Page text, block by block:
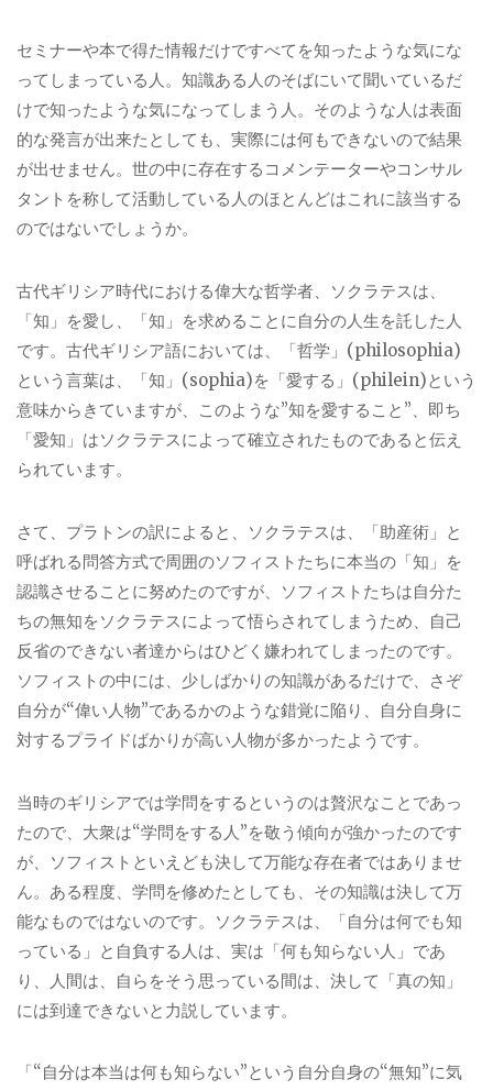
セミナーや本で得た情報だけですべてを知ったような気にな
ってしまっている人。知識ある人のそばにいて聞いているだ
けで知ったような気になってしまう人。そのような人は表面
的な発言が出来たとしても、実際には何もできないので結果
が出せません。世の中に存在するコメンテーターやコンサル
タントを称して活動している人のほとんどはこれに該当する
のではないでしょうか。
古代ギリシア時代における偉大な哲学者、ソクラテスは、
「知」を愛し、「知」を求めることに自分の人生を託した人
です。古代ギリシア語においては、「哲学」(philosophia)
という言葉は、「知」(sophia)を「愛する」(philein)という
意味からきていますが、このような”知を愛すること”、即ち
「愛知」はソクラテスによって確立されたものであると伝え
られています。
さて、プラトンの訳によると、ソクラテスは、「助産術」と
呼ばれる問答方式で周囲のソフィストたちに本当の「知」を
認識させることに努めたのですが、ソフィストたちは自分た
ちの無知をソクラテスによって悟らされてしまうため、自己
反省のできない者達からはひどく嫌われてしまったのです。
ソフィストの中には、少しばかりの知識があるだけで、さぞ
自分が“偉い人物”であるかのような錯覚に陥り、自分自身に
対するプライドばかりが高い人物が多かったようです。
当時のギリシアでは学問をするというのは贅沢なことであっ
たので、大衆は“学問をする人”を敬う傾向が強かったのです
が、ソフィストといえども決して万能な存在者ではありませ
ん。ある程度、学問を修めたとしても、その知識は決して万
能なものではないのです。ソクラテスは、「自分は何でも知
っている」と自負する人は、実は「何も知らない人」であ
り、人間は、自らをそう思っている間は、決して「真の知」
には到達できないと力説しています。
「“自分は本当は何も知らない”という自分自身の“無知”に気